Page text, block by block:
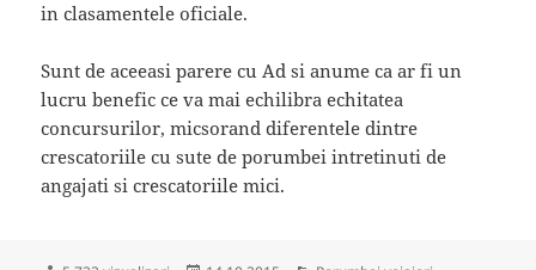
in clasamentele oficiale.
Sunt de aceeasi parere cu Ad si anume ca ar fi un
lucru benefic ce va mai echilibra echitatea
concursurilor, micsorand diferentele dintre
crescatoriile cu sute de porumbei intretinuti de
angajati si crescatoriile mici.